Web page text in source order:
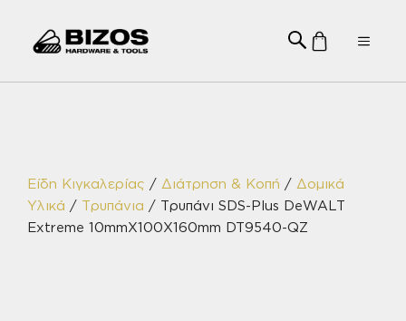
Menu
Είδη Κιγκαλερίας / Διάτρηση & Κοπή / Δομικά
Υλικά / Τρυπάνια / Τρυπάνι SDS-Plus DeWALT
Extreme 10mmX100X160mm DT9540-QZ